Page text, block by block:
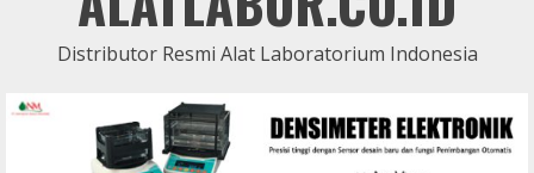
Distributor Resmi Alat Laboratorium Indonesia